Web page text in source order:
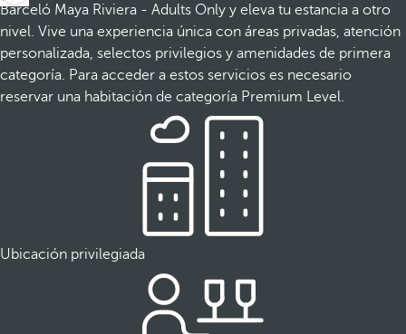
Barceló Maya Riviera - Adults Only y eleva tu estancia a otro
nivel. Vive una experiencia única con áreas privadas, atención
personalizada, selectos privilegios y amenidades de primera
categoría. Para acceder a estos servicios es necesario
reservar una habitación de categoría Premium Level.
Ubicación privilegiada